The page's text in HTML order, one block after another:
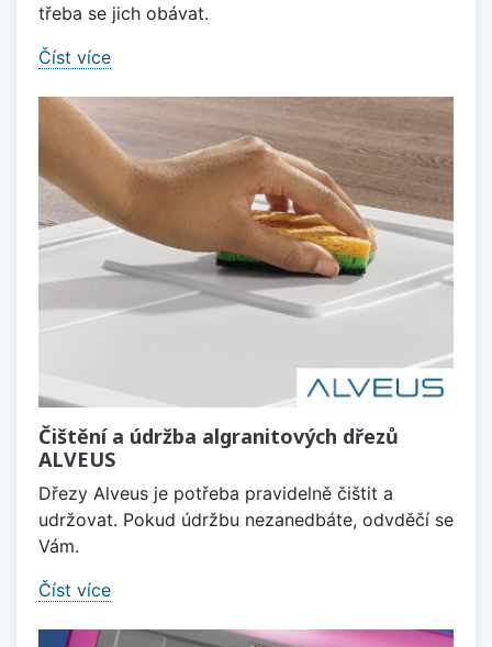
třeba se jich obávat.
Číst více
Čištění a údržba algranitových dřezů
ALVEUS
Dřezy Alveus je potřeba pravidelně čištit a
udržovat. Pokud údržbu nezanedbáte, odvděčí se
Vám.
Číst více